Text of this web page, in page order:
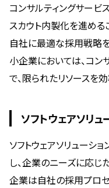
コンサルティングサービ
スカウト内製化を進める
自社に最適な採用戦略
小企業においては、コン
で、限られたリソースを
ソフトウェアソリュ
ソフトウェアソリューシ
し、企業のニーズに応じ
企業は自社の採用プロ